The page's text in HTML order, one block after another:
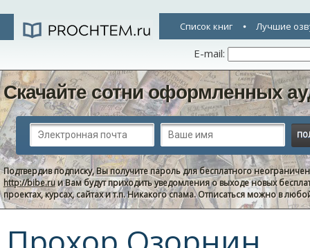
Список книг Лучшие
E-mail:
Скачайте сотни оформленных
Подтвердив подписку, Вы получите пароль для бесплатного
http://bibe.ruи Вам будут приходить уведомления о выходе новых
проектах, курсах, сайтах и т.п. Никакого спама. Отписаться можно в